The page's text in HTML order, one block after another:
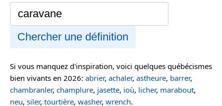
Chercher une définition
Si vous manquez d'inspiration, voici quelques québécismes
bien vivants en 2026: abrier, achaler, astheure, barrer,
chambranler, champlure, jasette, ioù, licher, marabout,
neu, siler, tourtière, washer, wrench.